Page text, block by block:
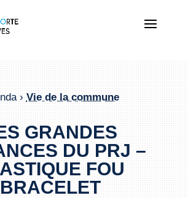
›Vie de la commune
GRANDES
DU PRJ –
FOU
BRACELET